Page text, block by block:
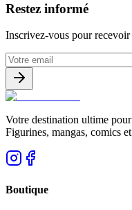
Restez informé
Inscrivez-vous pour
Votre destination ultime
Figurines, mangas, comics
Boutique